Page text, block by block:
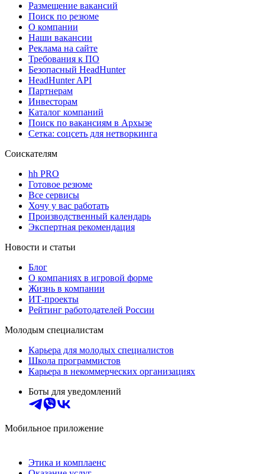
Размещение вакансий
Поиск по резюме
О компании
Наши вакансии
Реклама на сайте
Требования к ПО
Безопасный HeadHunter
HeadHunter API
Партнерам
Инвесторам
Каталог компаний
Поиск по вакансиям в Архызе
Сетка: соцсеть для нетворкинга
Соискателям
hh PRO
Готовое резюме
Все сервисы
Хочу у вас работать
Производственный календарь
Экспертная рекомендация
Новости и статьи
Блог
О компаниях в игровой форме
Жизнь в компании
ИТ-проекты
Рейтинг работодателей России
Молодым специалистам
Карьера для молодых специалистов
Школа программистов
Карьера в некоммерческих организациях
Боты для уведомлений
Мобильное приложение
Этика и комплаенс